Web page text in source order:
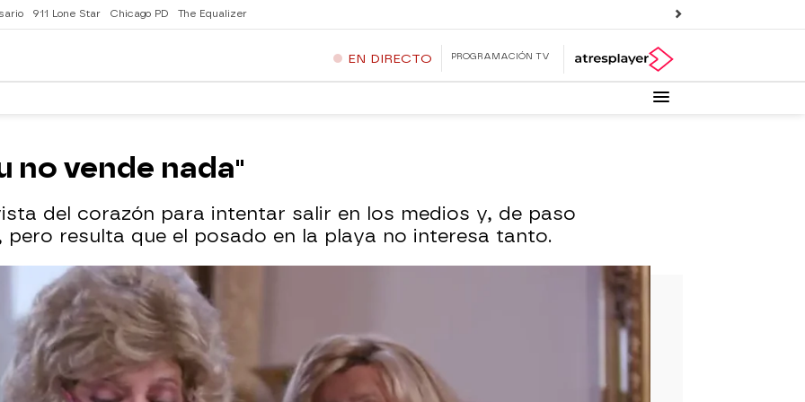
911 Lone Star Chicago PD The Equalizer
EN DIRECTO PROGRAMACIÓN TV
no vende nada"
del corazón para intentar salir en los medios y, de paso
pero resulta que el posado en la playa no interesa tanto.